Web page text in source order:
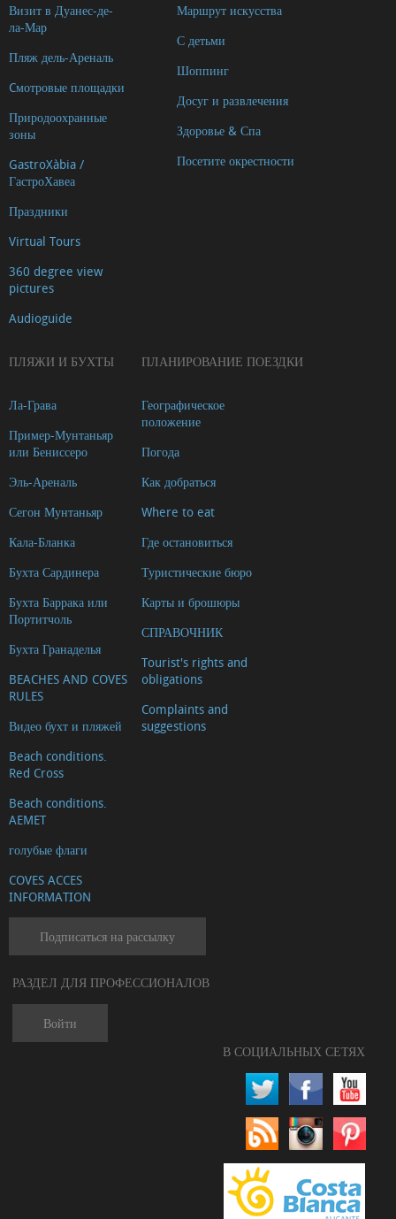
Визит в Дуанес-де-
ла-Мар
Пляж дель-Ареналь
Cмотровые площадки
Природоохранные
зоны
GastroXàbia /
ГастроХавеа
Праздники
Virtual Tours
360 degree view
pictures
Audioguide
Маршрут искусства
С детьми
Шоппинг
Досуг и развлечения
Здоровье & Спа
Посетите окрестности
ПЛЯЖИ И БУХТЫ
Ла-Грава
Пример-Мунтаньяр
или Бениссеро
Эль-Ареналь
Сегон Мунтаньяр
Кала-Бланка
Бухта Сардинера
Бухта Баррака или
Портитчоль
Бухта Гранаделья
BEACHES AND COVES
RULES
Видео бухт и пляжей
Beach conditions.
Red Cross
Beach conditions.
AEMET
голубые флаги
COVES ACCES
INFORMATION
ПЛАНИРОВАНИЕ ПОЕЗДКИ
Географическое
положение
Погода
Как добраться
Where to eat
Где остановиться
Туристические бюро
Карты и брошюры
СПРАВОЧНИК
Tourist's rights and
obligations
Complaints and
suggestions
Подписаться на рассылку
РАЗДЕЛ ДЛЯ ПРОФЕССИОНАЛОВ
Войти
В СОЦИАЛЬНЫХ СЕТЯХ